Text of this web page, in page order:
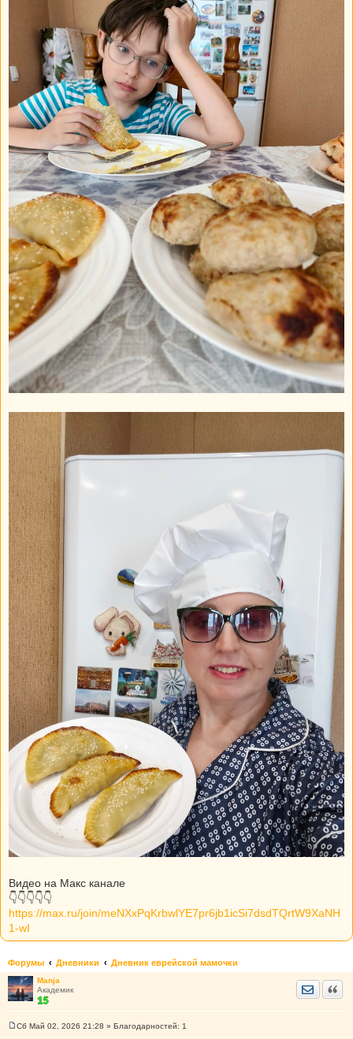
Видео на Макс канале
👇👇👇👇👇
https://max.ru/join/meNXxPqKrbwlYE7pr6jb1icSi7dsdTQrtW9XaNH
1-wI
Форумы Дневники Дневник еврейской мамочки
Manja
Академик
Сб Май 02, 2026 21:28 » Благодарностей: 1